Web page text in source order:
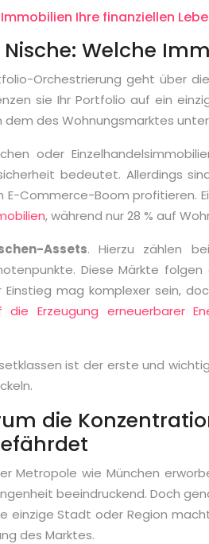
Ihre finanziellen
Welche
Orchestrierung geht über
sie Ihr Portfolio auf ein
des Wohnungsmarktes
oder
bedeutet. Allerdings
Commerce-Boom profitieren.
, während nur 28 % auf
Assets. Hierzu zählen
Diese Märkte
mag komplexer sein,
Erzeugung erneuerbarer
ist der erste und
die
Metropole wie München
beeindruckend. Doch
einzige Stadt oder Region
des Marktes.